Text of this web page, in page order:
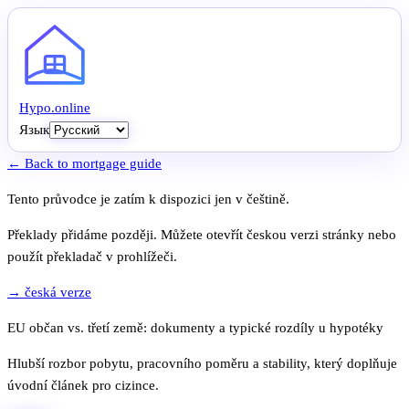
Hypo.online
Язык
← Back to mortgage guide
Tento průvodce je zatím k dispozici jen v češtině.
Překlady přidáme později. Můžete otevřít českou verzi stránky nebo
použít překladač v prohlížeči.
→ česká verze
EU občan vs. třetí země: dokumenty a typické rozdíly u hypotéky
Hlubší rozbor pobytu, pracovního poměru a stability, který doplňuje
úvodní článek pro cizince.